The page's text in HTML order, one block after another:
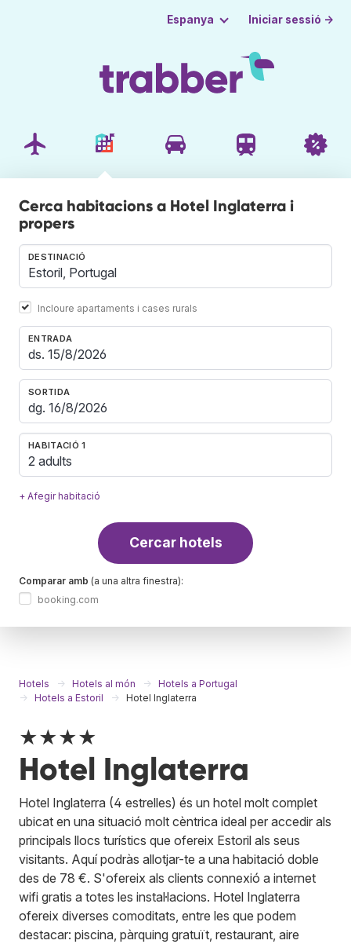
Espanya Iniciar sessió →
Cerca habitacions a Hotel Inglaterra i
propers
DESTINACIÓ
Incloure apartaments i cases rurals
ENTRADA
SORTIDA
HABITACIÓ 1
2 adults
+ Afegir habitació
Cercar hotels
Comparar amb (a una altra finestra):
booking.com
Hotels Hotels al món
Hotels a Portugal
Hotels a Estoril
Hotel Inglaterra
★★★★
Hotel Inglaterra
Hotel Inglaterra (4 estrelles) és un hotel molt complet
ubicat en una situació molt cèntrica ideal per accedir als
principals llocs turístics que ofereix Estoril als seus
visitants. Aquí podràs allotjar-te a una habitació doble
des de 78 €. S'ofereix als clients connexió a internet
wifi gratis a totes les instal·lacions. Hotel Inglaterra
ofereix diverses comoditats, entre les que podem
destacar: piscina, pàrquing gratuït, restaurant, aire